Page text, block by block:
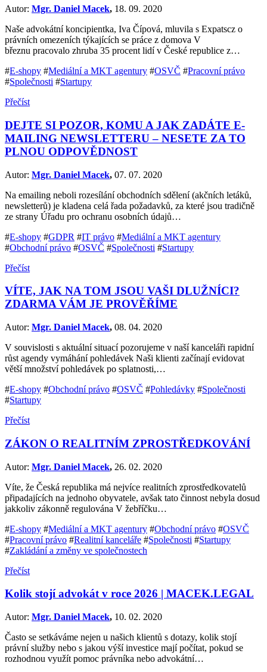
Autor: Mgr. Daniel Macek, 18. 09. 2020
Naše advokátní koncipientka, Iva Čípová, mluvila s Expatscz o
právních omezeních týkajících se práce z domova V
březnu pracovalo zhruba 35 procent lidí v České republice z…
#E-shopy #Mediální a MKT agentury #OSVČ #Pracovní právo
#Společnosti #Startupy
Přečíst
DEJTE SI POZOR, KOMU A JAK ZADÁTE E-
MAILING NEWSLETTERU – NESETE ZA TO
PLNOU ODPOVĚDNOST
Autor: Mgr. Daniel Macek, 07. 07. 2020
Na emailing neboli rozesílání obchodních sdělení (akčních letáků,
newsletterů) je kladena celá řada požadavků, za které jsou tradičně
ze strany Úřadu pro ochranu osobních údajů…
#E-shopy #GDPR #IT právo #Mediální a MKT agentury
#Obchodní právo #OSVČ #Společnosti #Startupy
Přečíst
VÍTE, JAK NA TOM JSOU VAŠI DLUŽNÍCI?
ZDARMA VÁM JE PROVĚŘÍME
Autor: Mgr. Daniel Macek, 08. 04. 2020
V souvislosti s aktuální situací pozorujeme v naší kanceláři rapidní
růst agendy vymáhání pohledávek Naši klienti začínají evidovat
větší množství pohledávek po splatnosti,…
#E-shopy #Obchodní právo #OSVČ #Pohledávky #Společnosti
#Startupy
Přečíst
ZÁKON O REALITNÍM ZPROSTŘEDKOVÁNÍ
Autor: Mgr. Daniel Macek, 26. 02. 2020
Víte, že Česká republika má nejvíce realitních zprostředkovatelů
připadajících na jednoho obyvatele, avšak tato činnost nebyla dosud
jakkoliv zákonně regulována V žebříčku…
#E-shopy #Mediální a MKT agentury #Obchodní právo #OSVČ
#Pracovní právo #Realitní kanceláře #Společnosti #Startupy
#Zakládání a změny ve společnostech
Přečíst
Kolik stojí advokát v roce 2026 | MACEK.LEGAL
Autor: Mgr. Daniel Macek, 10. 02. 2020
Často se setkáváme nejen u našich klientů s dotazy, kolik stojí
právní služby nebo s jakou výší investice mají počítat, pokud se
rozhodnou využít pomoc právníka nebo advokátní…